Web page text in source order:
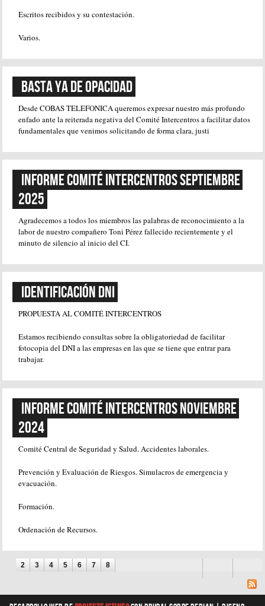
Escritos recibidos y su contestación.
Varios.
BASTA YA DE OPACIDAD
Desde COBAS TELEFONICA queremos expresar nuestro más profundo
enfado ante la reiterada negativa del Comité Intercentros a facilitar datos
fundamentales que venimos solicitando de forma clara, justi
Informe Comité Intercentros Septiembre
2025
Agradecemos a todos los miembros las palabras de reconocimiento a la
labor de nuestro compañero Toni Pérez fallecido recientemente y el
minuto de silencio al inicio del CI.
Identificación DNI
PROPUESTA AL COMITÉ INTERCENTROS
Estamos recibiendo consultas sobre la obligatoriedad de facilitar
fotocopia del DNI a las empresas en las que se tiene que entrar para
trabajar.
Informe Comité Intercentros Noviembre
2024
Comité Central de Seguridad y Salud. Accidentes laborales.
Prevención y Evaluación de Riesgos. Simulacros de emergencia y
evacuación.
Formación.
Ordenación de Recursos.
Páginas
2 3 4 5 6 7 8